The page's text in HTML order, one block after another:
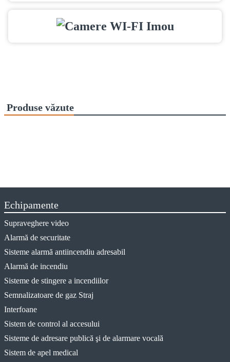
Produse văzute
Echipamente
Supraveghere video
Alarmă de securitate
Sisteme alarmă antiincendiu adresabil
Alarmă de incendiu
Sisteme de stingere a incendiilor
Semnalizatoare de gaz Straj
Interfoane
Sistem de control al accesului
Sisteme de adresare publică şi de alarmare vocală
Sistem de apel medical